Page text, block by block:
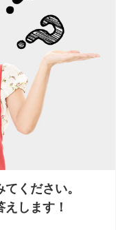
ください。
します！